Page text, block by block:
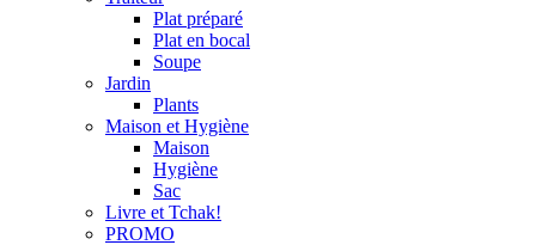
Plat préparé
Plat en bocal
Soupe
Jardin
Plants
Maison et Hygiène
Maison
Hygiène
Sac
Livre et Tchak!
PROMO